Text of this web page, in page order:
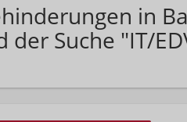
in
Suche "IT/